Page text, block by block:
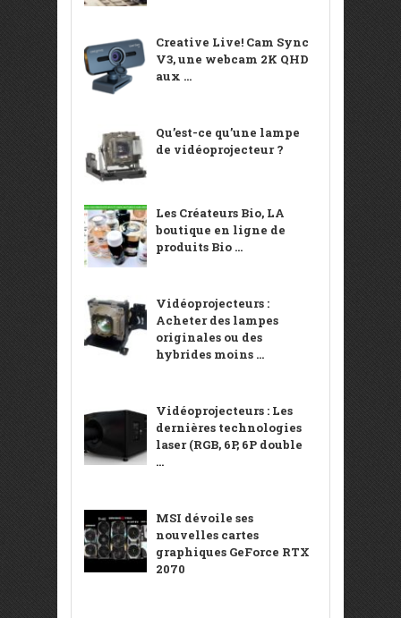
Creative Live! Cam Sync
V3, une webcam 2K QHD
aux ...
Qu’est-ce qu’une lampe
de vidéoprojecteur ?
Les Créateurs Bio, LA
boutique en ligne de
produits Bio ...
Vidéoprojecteurs :
Acheter des lampes
originales ou des
hybrides moins ...
Vidéoprojecteurs : Les
dernières technologies
laser (RGB, 6P, 6P double
...
MSI dévoile ses
nouvelles cartes
graphiques GeForce RTX
2070